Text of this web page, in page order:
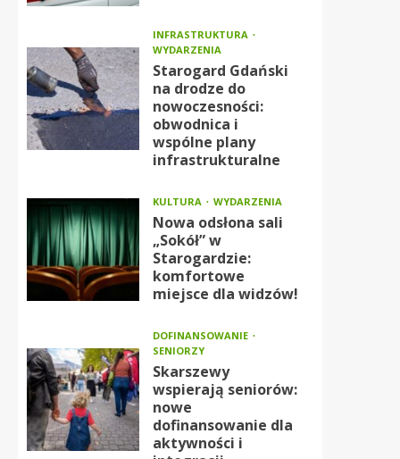
INFRASTRUKTURA
WYDARZENIA
Starogard Gdański
na drodze do
nowoczesności:
obwodnica i
wspólne plany
infrastrukturalne
KULTURA WYDARZENIA
Nowa odsłona sali
„Sokół” w
Starogardzie:
komfortowe
miejsce dla widzów!
DOFINANSOWANIE
SENIORZY
Skarszewy
wspierają seniorów:
nowe
dofinansowanie dla
aktywności i